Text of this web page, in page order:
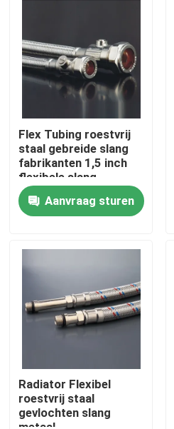
Thuis
Over ons
Fabrieksreis
Kwaliteitscontrole
Flex Tubing roestvrij
staal gebreide slang
fabrikanten 1,5 inch
flexibele slang
Aanvraag sturen
Radiator Flexibel
roestvrij staal
gevlochten slang